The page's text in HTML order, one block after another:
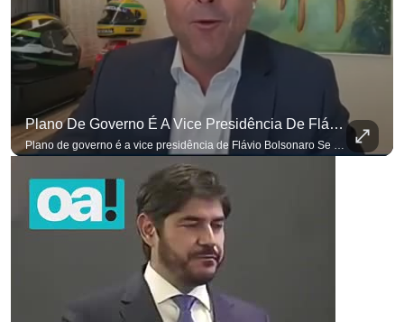
Plano De Governo É A Vice Presidência De Flávio Bolsonaro
para não perder nenhuma